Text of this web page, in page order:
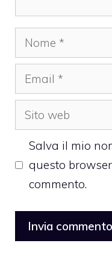
Nome
Email
Sito
web
Salva il mio
questo
commento.